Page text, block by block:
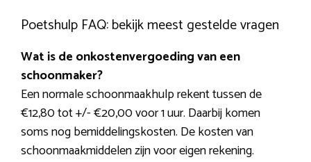
Poetshulp FAQ: bekijk meest gestelde vragen
Wat is de onkostenvergoeding van een
schoonmaker?
Een normale schoonmaakhulp rekent tussen de
€12,80 tot +/- €20,00 voor 1 uur. Daarbij komen
soms nog bemiddelingskosten. De kosten van
schoonmaakmiddelen zijn voor eigen rekening.